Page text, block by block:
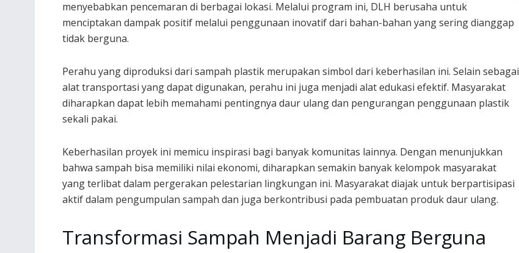
menyebabkan pencemaran di berbagai lokasi. Melalui program ini, DLH berusaha untuk
menciptakan dampak positif melalui penggunaan inovatif dari bahan-bahan yang sering dianggap
tidak berguna.
Perahu yang diproduksi dari sampah plastik merupakan simbol dari keberhasilan ini. Selain sebagai
alat transportasi yang dapat digunakan, perahu ini juga menjadi alat edukasi efektif. Masyarakat
diharapkan dapat lebih memahami pentingnya daur ulang dan pengurangan penggunaan plastik
sekali pakai.
Keberhasilan proyek ini memicu inspirasi bagi banyak komunitas lainnya. Dengan menunjukkan
bahwa sampah bisa memiliki nilai ekonomi, diharapkan semakin banyak kelompok masyarakat
yang terlibat dalam pergerakan pelestarian lingkungan ini. Masyarakat diajak untuk berpartisipasi
aktif dalam pengumpulan sampah dan juga berkontribusi pada pembuatan produk daur ulang.
Transformasi Sampah Menjadi Barang Berguna